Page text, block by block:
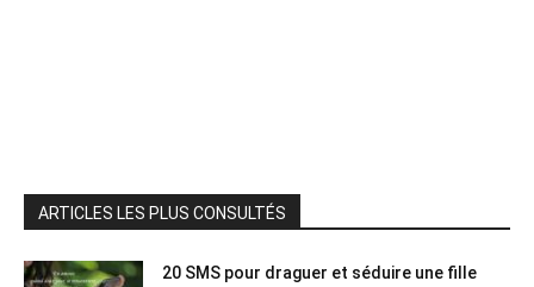
ARTICLES LES PLUS CONSULTÉS
20 SMS pour draguer et séduire une fille